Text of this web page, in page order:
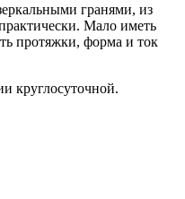
гранями, из
Мало иметь
протяжки, форма и ток
круглосуточной.